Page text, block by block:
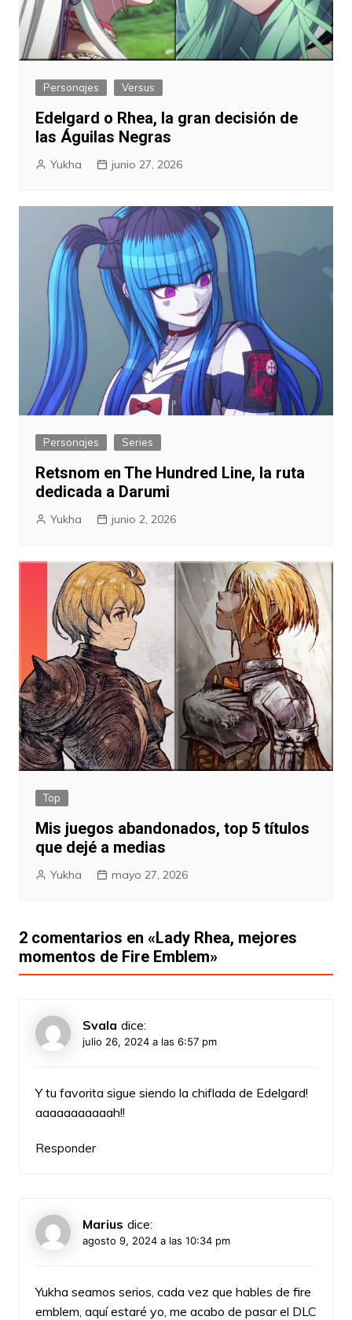
Personajes Versus
Edelgard o Rhea, la gran decisión de
las Águilas Negras
Yukha junio 27, 2026
Personajes Series
Retsnom en The Hundred Line, la ruta
dedicada a Darumi
Yukha junio 2, 2026
Top
Mis juegos abandonados, top 5 títulos
que dejé a medias
Yukha mayo 27, 2026
2 comentarios en «Lady Rhea, mejores
momentos de Fire Emblem»
Svala dice:
julio 26, 2024 a las 6:57 pm
Y tu favorita sigue siendo la chiflada de Edelgard!
aaaaaaaaaaah!!
Responder
Marius dice:
agosto 9, 2024 a las 10:34 pm
Yukha seamos serios, cada vez que hables de fire
emblem, aquí estaré yo, me acabo de pasar el DLC